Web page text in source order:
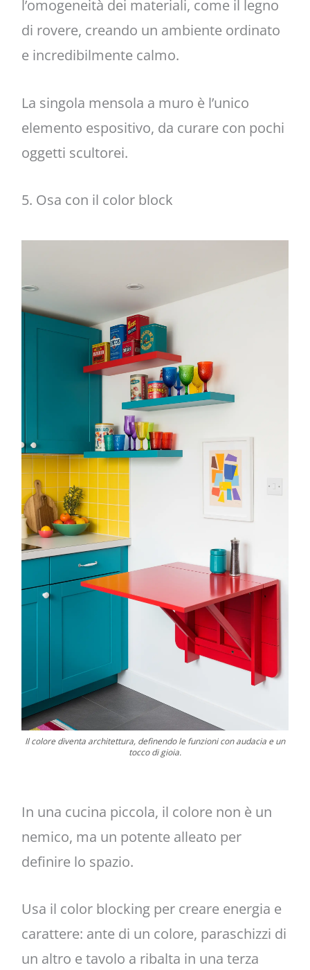
l’omogeneità dei materiali, come il legno
di rovere, creando un ambiente ordinato
e incredibilmente calmo.
La singola mensola a muro è l’unico
elemento espositivo, da curare con pochi
oggetti scultorei.
5. Osa con il color block
Il colore diventa architettura, definendo le funzioni con audacia e un
tocco di gioia.
In una cucina piccola, il colore non è un
nemico, ma un potente alleato per
definire lo spazio.
Usa il color blocking per creare energia e
carattere: ante di un colore, paraschizzi di
un altro e tavolo a ribalta in una terza